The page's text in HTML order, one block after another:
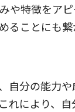
や特徴をア
ることにも繋
自分の能力
れにより、